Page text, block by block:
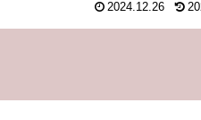
2024.12.26